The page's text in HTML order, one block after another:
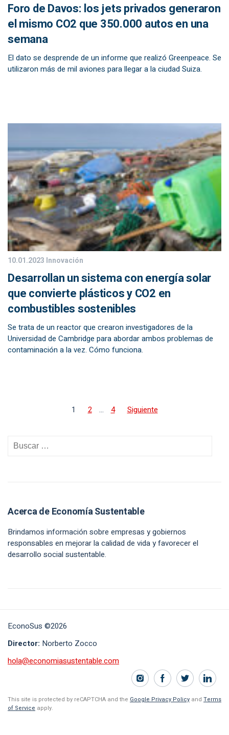
Foro de Davos: los jets privados generaron
el mismo CO2 que 350.000 autos en una
semana
El dato se desprende de un informe que realizó Greenpeace. Se
utilizaron más de mil aviones para llegar a la ciudad Suiza.
10.01.2023 Innovación
Desarrollan un sistema con energía solar
que convierte plásticos y CO2 en
combustibles sostenibles
Se trata de un reactor que crearon investigadores de la
Universidad de Cambridge para abordar ambos problemas de
contaminación a la vez. Cómo funciona.
1 2 … 4 Siguiente
Acerca de Economía Sustentable
Brindamos información sobre empresas y gobiernos
responsables en mejorar la calidad de vida y favorecer el
desarrollo social sustentable.
EconoSus ©2026
Director: Norberto Zocco
hola@economiasustentable.com
This site is protected by reCAPTCHA and the Google Privacy Policy and Terms
of Service apply.